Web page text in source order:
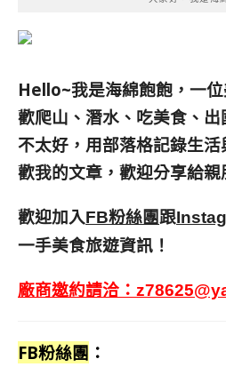
Hello~我是海綿飽飽，一位
歡爬山、潛水、吃美食、出
不太好，用部落格記錄生活
歡我的文章，歡迎分享給親
歡迎加入FB粉絲團跟
一手美食旅遊資訊！
廠商邀約請洽：
FB粉絲團 ：